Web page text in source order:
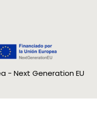
facilitar
- Next Generation EU